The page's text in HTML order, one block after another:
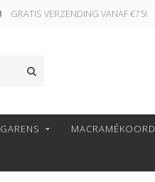
GRATIS VERZENDING VANAF €75!
GARENS MACRAMÉKOORD